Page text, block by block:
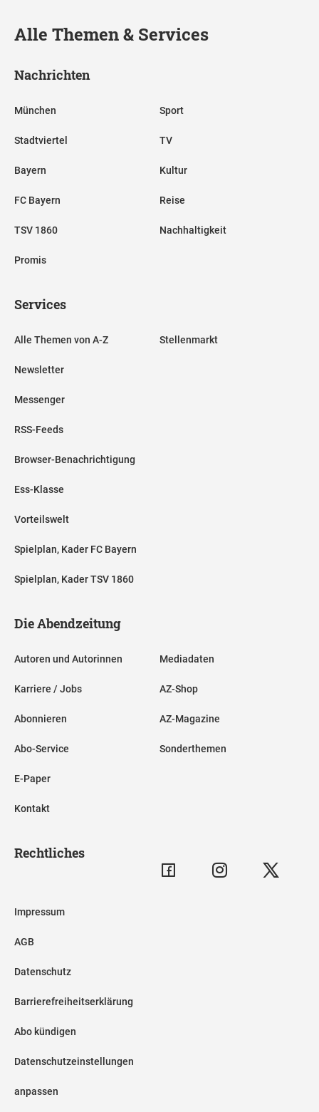
Alle Themen & Services
Nachrichten
München
Stadtviertel
Bayern
FC Bayern
TSV 1860
Promis
Sport
TV
Kultur
Reise
Nachhaltigkeit
Services
Alle Themen von A-Z
Newsletter
Messenger
RSS-Feeds
Browser-Benachrichtigung
Ess-Klasse
Vorteilswelt
Spielplan, Kader FC Bayern
Spielplan, Kader TSV 1860
Stellenmarkt
Die Abendzeitung
Autoren und Autorinnen
Karriere / Jobs
Abonnieren
Abo-Service
E-Paper
Kontakt
Mediadaten
AZ-Shop
AZ-Magazine
Sonderthemen
Rechtliches
Impressum
AGB
Datenschutz
Barrierefreiheitserklärung
Abo kündigen
Datenschutzeinstellungen
anpassen